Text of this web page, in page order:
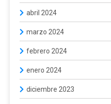
abril 2024
marzo 2024
febrero 2024
enero 2024
diciembre 2023